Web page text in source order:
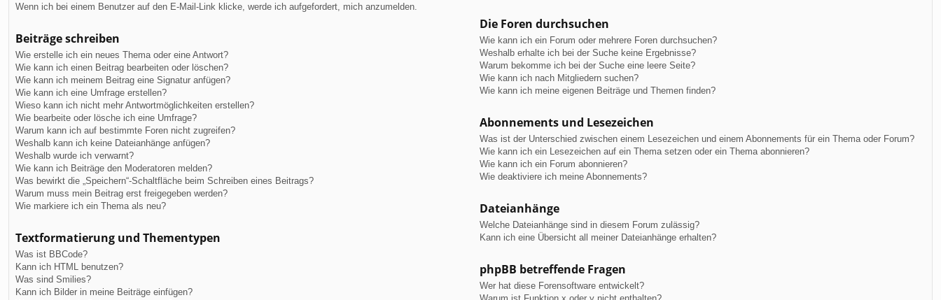
Wenn ich bei einem Benutzer auf den E-Mail-Link klicke, werde ich aufgefordert, mich anzumelden.
Beiträge schreiben
Wie erstelle ich ein neues Thema oder eine Antwort?
Wie kann ich einen Beitrag bearbeiten oder löschen?
Wie kann ich meinem Beitrag eine Signatur anfügen?
Wie kann ich eine Umfrage erstellen?
Wieso kann ich nicht mehr Antwortmöglichkeiten erstellen?
Wie bearbeite oder lösche ich eine Umfrage?
Warum kann ich auf bestimmte Foren nicht zugreifen?
Weshalb kann ich keine Dateianhänge anfügen?
Weshalb wurde ich verwarnt?
Wie kann ich Beiträge den Moderatoren melden?
Was bewirkt die „Speichern“-Schaltfläche beim Schreiben eines Beitrags?
Warum muss mein Beitrag erst freigegeben werden?
Wie markiere ich ein Thema als neu?
Textformatierung und Thementypen
Was ist BBCode?
Kann ich HTML benutzen?
Was sind Smilies?
Kann ich Bilder in meine Beiträge einfügen?
Die Foren durchsuchen
Wie kann ich ein Forum oder mehrere Foren durchsuchen?
Weshalb erhalte ich bei der Suche keine Ergebnisse?
Warum bekomme ich bei der Suche eine leere Seite?
Wie kann ich nach Mitgliedern suchen?
Wie kann ich meine eigenen Beiträge und Themen finden?
Abonnements und Lesezeichen
Was ist der Unterschied zwischen einem Lesezeichen und einem Abonnements für ein Thema oder Forum?
Wie kann ich ein Lesezeichen auf ein Thema setzen oder ein Thema abonnieren?
Wie kann ich ein Forum abonnieren?
Wie deaktiviere ich meine Abonnements?
Dateianhänge
Welche Dateianhänge sind in diesem Forum zulässig?
Kann ich eine Übersicht all meiner Dateianhänge erhalten?
phpBB betreffende Fragen
Wer hat diese Forensoftware entwickelt?